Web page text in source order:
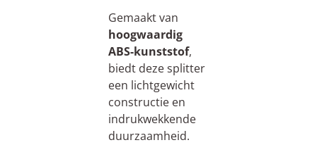
Gemaakt van
hoogwaardig
ABS-kunststof,
biedt deze splitter
een lichtgewicht
constructie en
indrukwekkende
duurzaamheid.